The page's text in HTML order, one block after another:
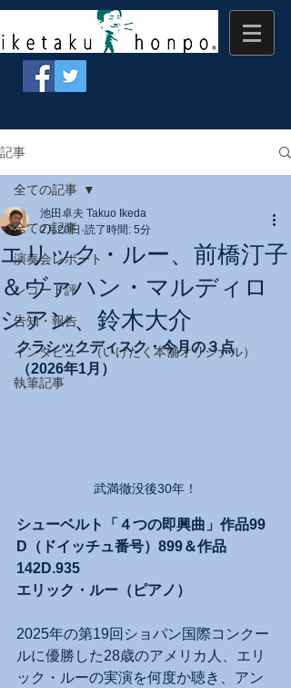
記事
全ての記事
演奏会レポート
レコード評
告知・報告
インタビュー（いけたく本舗オリジナル）
執筆記事
全ての記事
エリック・ルー、前橋汀子
＆ヴァハン・マルディロ
シアン、鈴木大介
池田卓夫 Takuo Ikeda
2月20日 読了時間: 5分
クラシックディスク・今月の３点
（2026年1月）
武満徹没後30年！
シューベルト「４つの即興曲」作品99
D（ドイッチュ番号）899＆作品
142D.935
エリック・ルー（ピアノ）
2025年の第19回ショパン国際コンクー
ルに優勝した28歳のアメリカ人、エリ
ック・ルーの実演を何度か聴き、アン